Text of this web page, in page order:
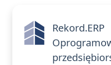
Rekord.ERP